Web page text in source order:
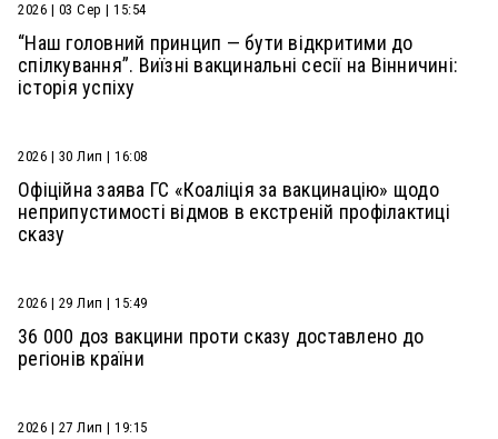
2026 | 03 Сер | 15:54
“Наш головний принцип — бути відкритими до
спілкування”. Виїзні вакцинальні сесії на Вінничині:
історія успіху
2026 | 30 Лип | 16:08
Офіційна заява ГС «Коаліція за вакцинацію» щодо
неприпустимості відмов в екстреній профілактиці
сказу
2026 | 29 Лип | 15:49
36 000 доз вакцини проти сказу доставлено до
регіонів країни
2026 | 27 Лип | 19:15